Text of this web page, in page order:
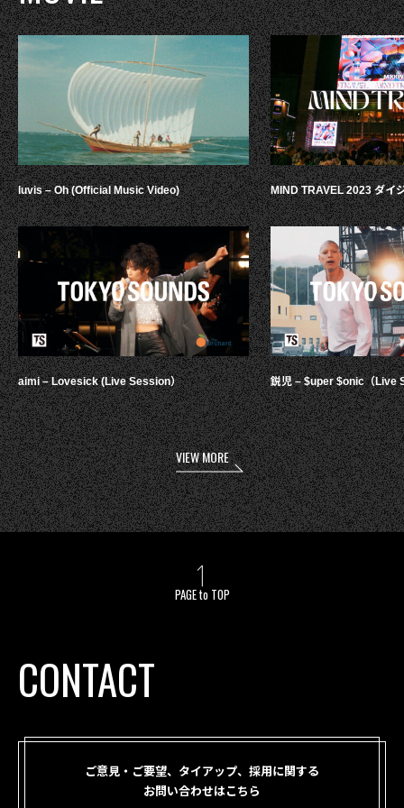
luvis – Oh (Official Music Video)
aimi – Lovesick (Live Session）
MIND TRAVEL 2023 ダイ
鋭児 – $uper $onic（Live
VIEW MORE
PAGE to TOP
CONTACT
ご意見・ご要望、タイアップ、採用に関する
お問い合わせはこちら